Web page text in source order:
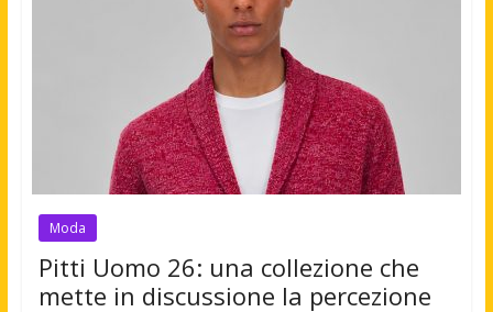
Moda
Pitti Uomo 26: una collezione che
mette in discussione la percezione